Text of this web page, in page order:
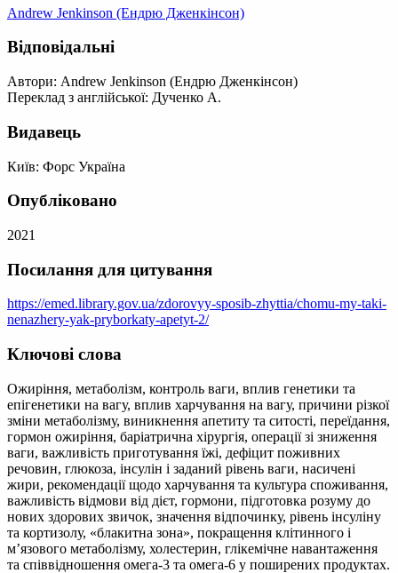
Andrew Jenkinson (Ендрю Дженкінсон)
Відповідальні
Автори: Andrew Jenkinson (Ендрю Дженкінсон)
Переклад з англійської: Дученко А.
Видавець
Київ: Форс Україна
Опубліковано
2021
Посилання для цитування
https://emed.library.gov.ua/zdorovyy-sposib-zhyttia/chomu-my-taki-
nenazhery-yak-pryborkaty-apetyt-2/
Ключові слова
Ожиріння, метаболізм, контроль ваги, вплив генетики та
епігенетики на вагу, вплив харчування на вагу, причини різкої
зміни метаболізму, виникнення апетиту та ситості, переїдання,
гормон ожиріння, баріатрична хірургія, операції зі зниження
ваги, важливість приготування їжі, дефіцит поживних
речовин, глюкоза, інсулін і заданий рівень ваги, насичені
жири, рекомендації щодо харчування та культура споживання,
важливість відмови від дієт, гормони, підготовка розуму до
нових здорових звичок, значення відпочинку, рівень інсуліну
та кортизолу, «блакитна зона», покращення клітинного і
м’язового метаболізму, холестерин, глікемічне навантаження
та співвідношення омега-3 та омега-6 у поширених продуктах.